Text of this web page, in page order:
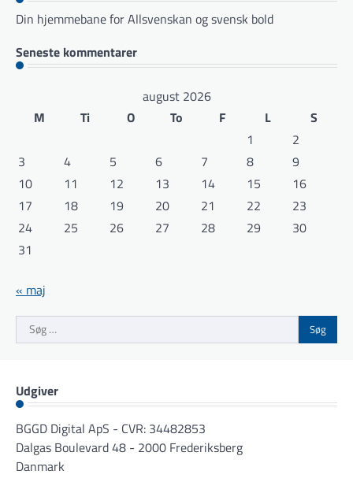
Din hjemmebane for Allsvenskan og svensk bold
Seneste kommentarer
august 2026
M
Ti O To F L
S
1
2
3
4 5 6 7 8
9
10
11 12 13 14 15
16
17
18 19 20 21 22
23
24
25 26 27 28 29
30
31
« maj
Søg
efter:
Udgiver
BGGD Digital ApS - CVR: 34482853
Dalgas Boulevard 48 - 2000 Frederiksberg
Danmark